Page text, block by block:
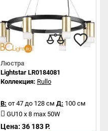
Люстра
Lightstar LR0184081
Коллекция: Rullo
В: от 47 до 128 см Д: 100 см
GU10 x 8 max 50W
Цена: 36 183 Р.